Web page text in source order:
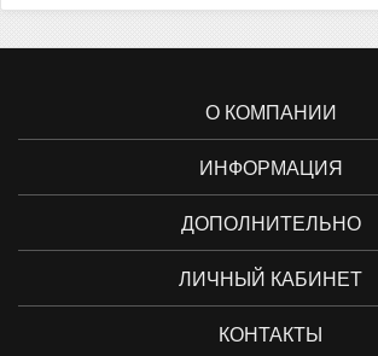
О КОМПАНИИ
ИНФОРМАЦИЯ
ДОПОЛНИТЕЛЬНО
ЛИЧНЫЙ КАБИНЕТ
КОНТАКТЫ